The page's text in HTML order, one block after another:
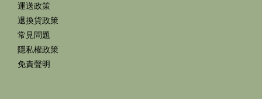
運送政策
退換貨政策
常見問題
隱私權政策
免責聲明